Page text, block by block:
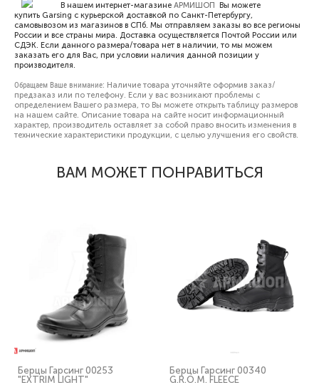
В нашем интернет-магазине АРМИШОП Вы можете
купить Garsing с курьерской доставкой по Санкт-Петербургу,
самовывозом из магазинов в СПб. Мы отправляем заказы во все регионы
России и все страны мира. Доставка осуществляется Почтой России или
СДЭК. Если данного размера/товара нет в наличии, то мы можем
заказать его для Вас, при условии наличия данной позиции у
производителя.
Обращаем Ваше внимание: Наличие товара уточняйте оформив заказ/
предзаказ или по телефону. Если у вас возникают проблемы с
определением Вашего размера, то Вы можете открыть таблицу размеров
на нашем сайте. Описание товара на сайте носит информационный
характер, производитель оставляет за собой право вносить изменения в
технические характеристики продукции, с целью улучшения его свойств.
ВАМ МОЖЕТ ПОНРАВИТЬСЯ
Берцы Гарсинг 00253
"EXTRIM LIGHT"
Берцы Гарсинг 00340
G.R.O.M. FLEECE